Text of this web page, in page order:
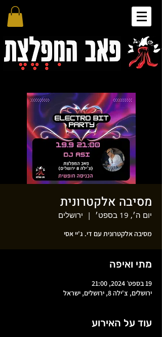
מסיבה אלקטרונית
יום ה׳, 19 בספט׳
  |
ירושלים
מסיבה אלקטרונית עם די. ג'יי אסי
מתי ואיפה
19 בספט׳ 2024, 21:00
ירושלים, צ'ילה 8, ירושלים, ישראל
עוד על האירוע